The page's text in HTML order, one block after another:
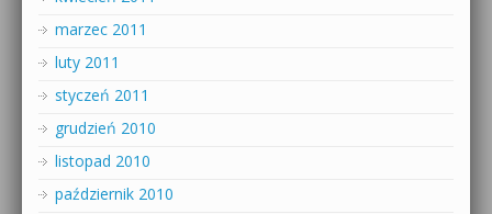
marzec 2011
luty 2011
styczeń 2011
grudzień 2010
listopad 2010
październik 2010